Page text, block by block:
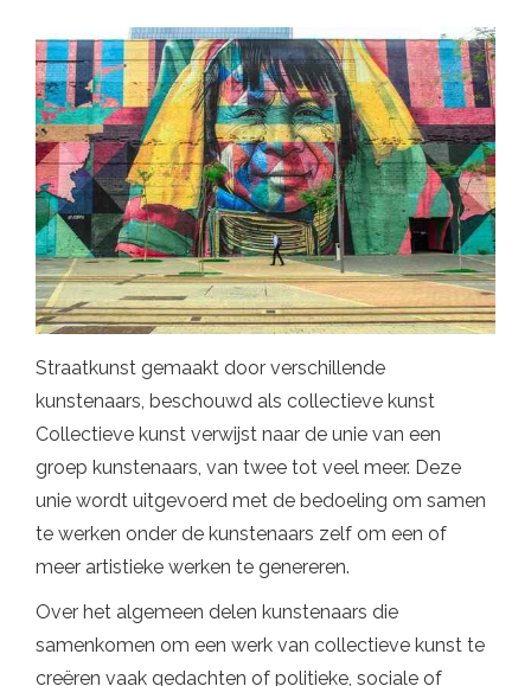
Straatkunst gemaakt door verschillende
kunstenaars, beschouwd als collectieve kunst
Collectieve kunst verwijst naar de unie van een
groep kunstenaars, van twee tot veel meer. Deze
unie wordt uitgevoerd met de bedoeling om samen
te werken onder de kunstenaars zelf om een ​​of
meer artistieke werken te genereren.
Over het algemeen delen kunstenaars die
samenkomen om een ​​werk van collectieve kunst te
creëren vaak gedachten of politieke, sociale of